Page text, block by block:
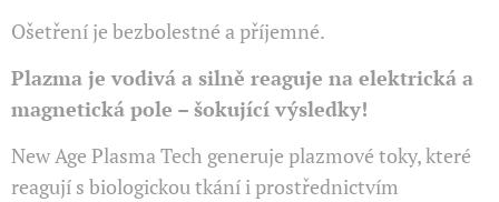
Ošetření je bezbolestné a příjemné.
Plazma je vodivá a silně reaguje na elektrická a
magnetická pole – šokující výsledky!
New Age Plasma Tech generuje plazmové toky, které
reagují s biologickou tkání i prostřednictvím